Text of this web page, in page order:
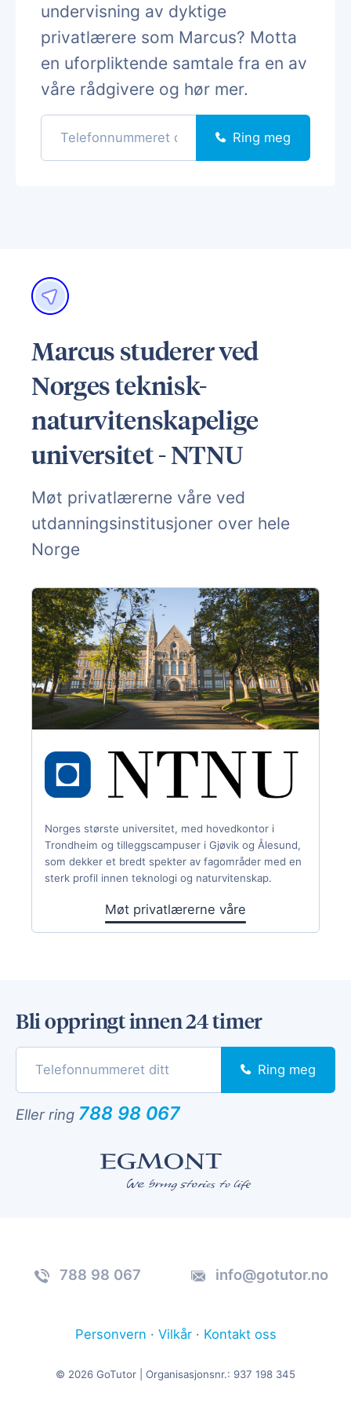
undervisning av dyktige
privatlærere som Marcus? Motta
en uforpliktende samtale fra en av
våre rådgivere og hør mer.
Ring meg
Marcus studerer ved
Norges teknisk-
naturvitenskapelige
universitet - NTNU
Møt privatlærerne våre ved
utdanningsinstitusjoner over hele
Norge
Norges største universitet, med hovedkontor i
Trondheim og tilleggscampuser i Gjøvik og Ålesund,
som dekker et bredt spekter av fagområder med en
sterk profil innen teknologi og naturvitenskap.
Møt privatlærerne våre
Bli oppringt innen 24 timer
Ring meg
Eller ring 788 98 067
788 98 067 info@gotutor.no
Personvern · Vilkår· Kontakt oss
© 2026 GoTutor | Organisasjonsnr.: 937 198 345